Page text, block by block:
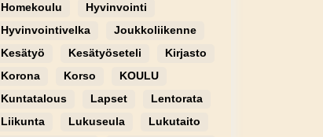
Homekoulu
Hyvinvointi
Hyvinvointivelka
Joukkoliikenne
Kesätyö
Kesätyöseteli
Kirjasto
Korona
Korso
KOULU
Kuntatalous
Lapset
Lentorata
Liikunta
Lukuseula
Lukutaito